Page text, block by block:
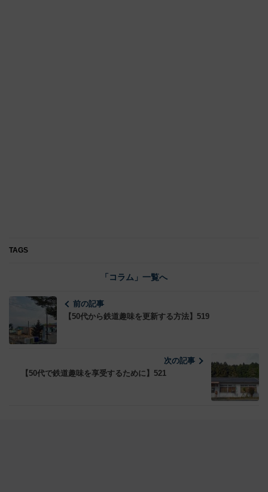
TAGS
「コラム」一覧へ
前の記事
【50代から鉄道趣味を更新する方法】519
次の記事
【50代で鉄道趣味を享受するために】521